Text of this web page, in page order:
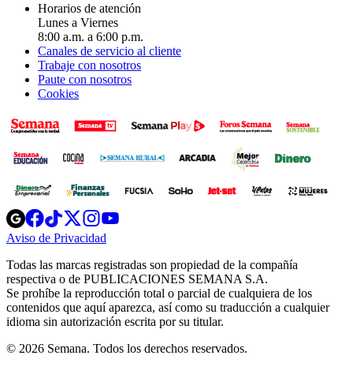
Horarios de atención
Lunes a Viernes
8:00 a.m. a 6:00 p.m.
Canales de servicio al cliente
Trabaje con nosotros
Paute con nosotros
Cookies
Opens
in
new
Opens
in
new
Opens
in
new
window
Opens
new
windowwindow
Aviso de Privacidad
new
window
Todas las marcas registradas son propiedad de la compañía
respectiva o de PUBLICACIONES SEMANA S.A.
Se prohíbe la reproducción total o parcial de cualquiera de los
contenidos que aquí aparezca, así como su traducción a cualquier
idioma sin autorización escrita por su titular.
© 2026 Semana. Todos los derechos reservados.